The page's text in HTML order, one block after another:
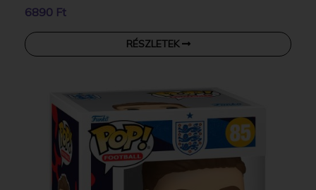
6890 Ft
RÉSZLETEK